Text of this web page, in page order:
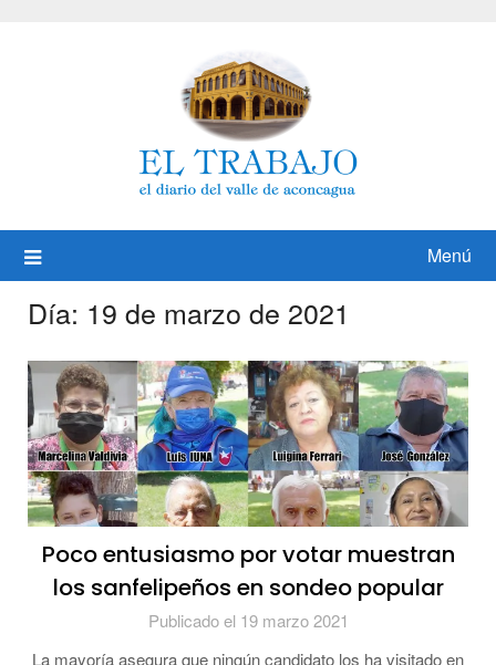
Menú
Día: 19 de marzo de 2021
Poco entusiasmo por votar muestran
los sanfelipeños en sondeo popular
Publicado el 19 marzo 2021
La mayoría asegura que ningún candidato los ha visitado en